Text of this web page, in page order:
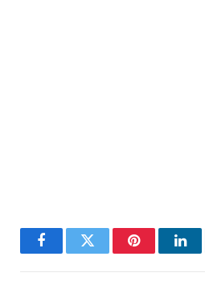
FacebookTwitter Pinterest